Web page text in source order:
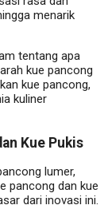
menarik
tentang apa
kue pancong
kue pancong,
kuliner
Kue Pukis
lumer,
pancong dan kue
dari inovasi ini.